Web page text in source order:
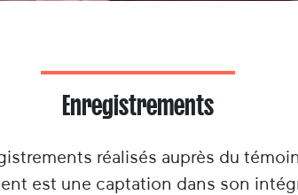
Enregistrements
réalisés auprès du
est une captation dans son